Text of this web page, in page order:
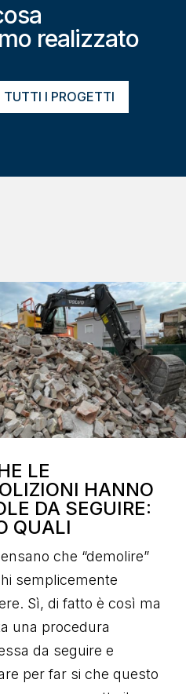
realizzato
TUTTI I PROGETTI
LE
HANNO
DA SEGUIRE:
QUALI
che “demolire”
semplicemente
Sì, di fatto è così ma
una procedura
da seguire e
per far si che questo